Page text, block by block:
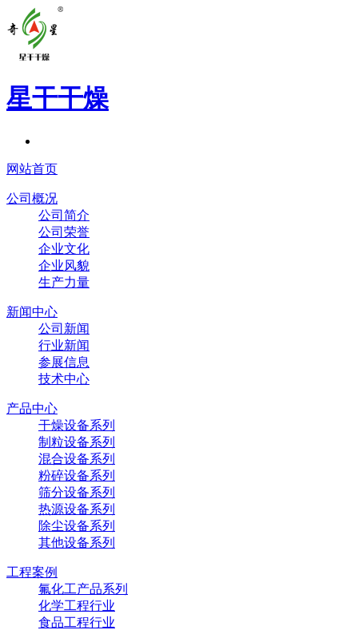
星干干燥
网站首页
公司概况
公司简介
公司荣誉
企业文化
企业风貌
生产力量
新闻中心
公司新闻
行业新闻
参展信息
技术中心
产品中心
干燥设备系列
制粒设备系列
混合设备系列
粉碎设备系列
筛分设备系列
热源设备系列
除尘设备系列
其他设备系列
工程案例
氟化工产品系列
化学工程行业
食品工程行业